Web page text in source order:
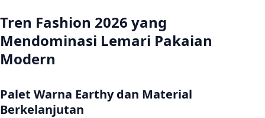
Tren Fashion 2026 yang
Mendominasi Lemari Pakaian
Modern
Palet Warna Earthy dan Material
Berkelanjutan